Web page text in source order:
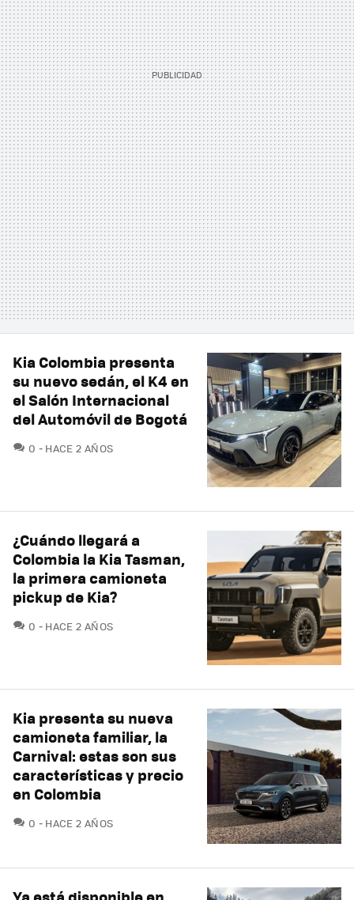
Kia Colombia presenta
su nuevo sedán, el K4 en
el Salón Internacional
del Automóvil de Bogotá
0 COMENTARIOS
HACE 2 AÑOS
¿Cuándo llegará a
Colombia la Kia Tasman,
la primera camioneta
pickup de Kia?
0 COMENTARIOS
HACE 2 AÑOS
Kia presenta su nueva
camioneta familiar, la
Carnival: estas son sus
características y precio
en Colombia
0 COMENTARIOS
HACE 2 AÑOS